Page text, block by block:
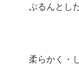
ぷるんとし
柔らかく・